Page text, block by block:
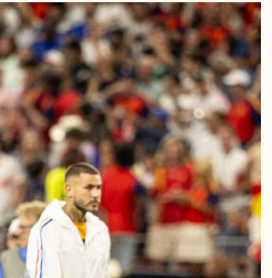
Cegarra / PsnewZ /
Bestimage